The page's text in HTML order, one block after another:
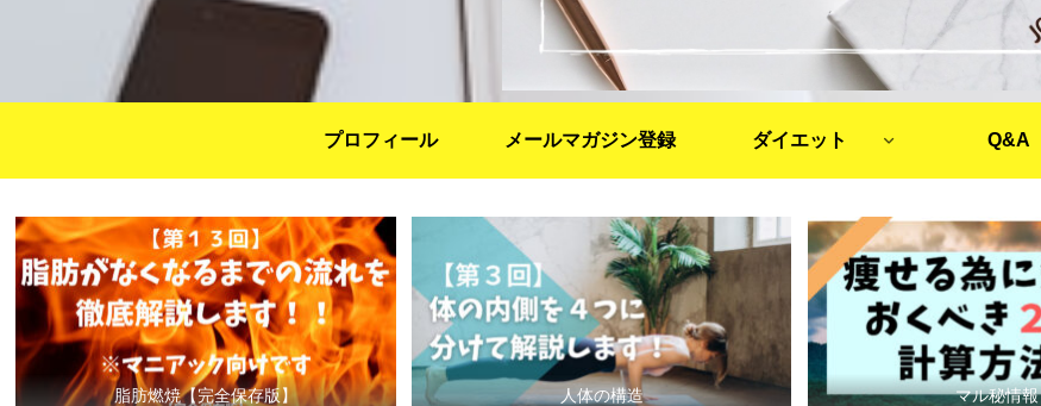
プロフィール メールマガジン登録 ダイエット Q&A
脂肪燃焼【完全保存版】 人体の構造 マル秘情報